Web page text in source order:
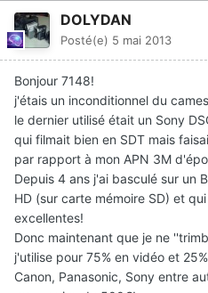
DOLYDAN
Posté(e) 5 mai 2013
Bonjour 7148!
j'étais un inconditionnel du
le dernier utilisé était un Sony
qui filmait bien en SDT mais
par rapport à mon APN 3M
Depuis 4 ans j'ai basculé sur un
HD (sur carte mémoire SD) et
excellentes!
Donc maintenant que je ne
j'utilise pour 75% en vidéo et
Canon, Panasonic, Sony entre